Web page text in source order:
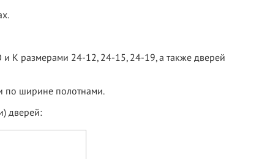
и К размерами 24-12, 24-15, 24-19, а также дверей
по ширине полотнами.
дверей: